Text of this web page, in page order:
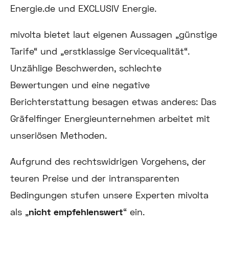
Energie.de und EXCLUSIV Energie.
mivolta bietet laut eigenen Aussagen „günstige
Tarife“ und „erstklassige Servicequalität“.
Unzählige Beschwerden, schlechte
Bewertungen und eine negative
Berichterstattung besagen etwas anderes: Das
Gräfelfinger Energieunternehmen arbeitet mit
unseriösen Methoden.
Aufgrund des rechtswidrigen Vorgehens, der
teuren Preise und der intransparenten
Bedingungen stufen unsere Experten mivolta
als „nicht empfehlenswert“ ein.